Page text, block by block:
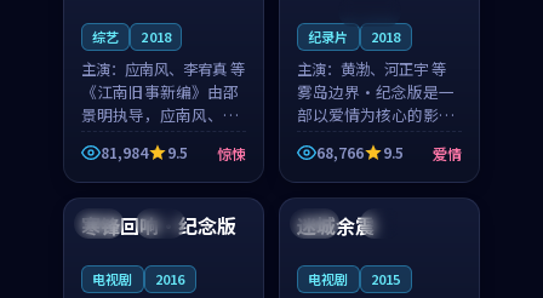
综艺 2018
主演： 应南风、李宥真 等
《江南旧事新编》由邵
景明执导，应南风、李
宥真领衔主演，是一部
2018年上映的日本惊悚
综艺。影片以邻里温情
为切入，呈现一段从初
遇到告别都浸着真实
81,984 9.5 惊悚
纪录片 2018
主演： 黄渤、河正宇 等
雾岛边界·纪念版是一
部以爱情为核心的影视
作品，围绕危机、反转
与人物成长展开，整体
节奏紧凑，值得推荐观
看。
68,766 9.5 爱情
韩国 杜比
寒锋回响·纪念版
电视剧 2016
美国 4K
迷城余震
电视剧 2015